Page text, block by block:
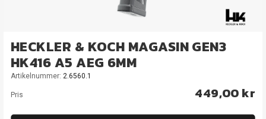
HECKLER & KOCH MAGASIN GEN3
HK416 A5 AEG 6MM
Artikelnummer: 2.6560.1
Pris 449,00 kr